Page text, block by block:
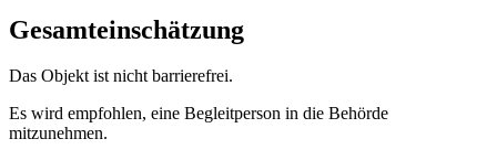
Gesamteinschätzung
Das Objekt ist nicht barrierefrei.
Es wird empfohlen, eine Begleitperson in die Behörde
mitzunehmen.